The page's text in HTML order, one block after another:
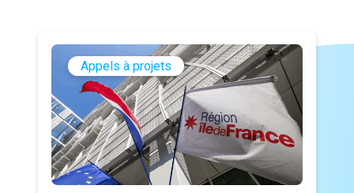
Appels à projets